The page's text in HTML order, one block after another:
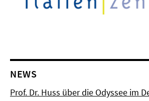
NEWS
Prof. Dr. Huss über die Odyssee im